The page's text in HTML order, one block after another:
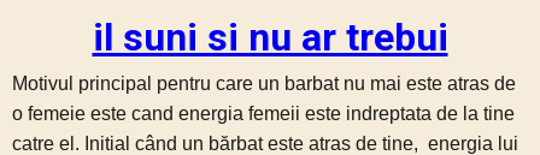
il suni si nu ar trebui
Motivul principal pentru care un barbat nu mai este atras de
o femeie este cand energia femeii este indreptata de la tine
catre el. Initial când un bărbat este atras de tine, energia lui